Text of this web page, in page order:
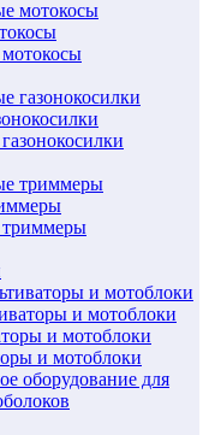
мотокосы
газонокосилки
триммеры
триммеры
и мотоблоки
и мотоблоки
и мотоблоки
и мотоблоки
оборудование для